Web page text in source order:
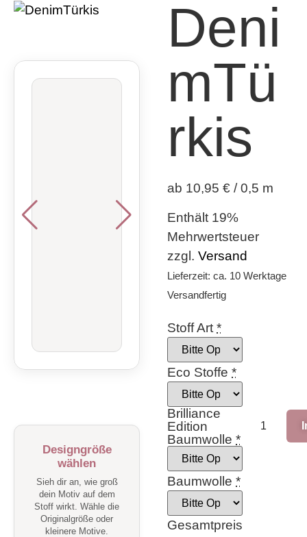
Designgröße
wählen
Sieh dir an, wie groß
dein Motiv auf dem
Stoff wirkt. Wähle die
Originalgröße oder
kleinere Motive.
Deni
mTü
rkis
ab 10,95 € / 0,5 m
Enthält 19%
Mehrwertsteuer
zzgl. Versand
Lieferzeit: ca. 10 Werktage
Versandfertig
Stoff Art *
Eco Stoffe *
Brilliance
Edition
Baumwolle *
Baumwolle *
Gesamtpreis